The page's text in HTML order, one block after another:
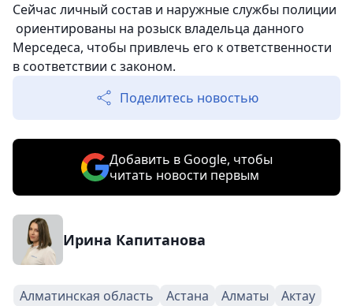
Сейчас личный состав и наружные службы полиции
ориентированы на розыск владельца данного
Мерседеса, чтобы привлечь его к ответственности
в соответствии с законом.
Поделитесь новостью
Добавить в Google, чтобы
читать новости первым
Ирина Капитанова
Алматинская область Астана Алматы
Актау